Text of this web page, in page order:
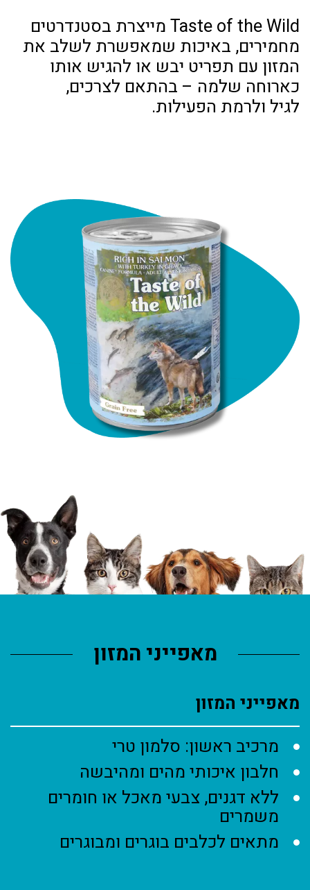
Taste of the Wild מייצרת בסטנדרטים
מחמירים, באיכות שמאפשרת לשלב את
המזון עם תפריט יבש או להגיש אותו
כארוחה שלמה – בהתאם לצרכים,
לגיל ולרמת הפעילות.
מאפייני המזון
מאפייני המזון
מרכיב ראשון: סלמון טרי
חלבון איכותי מהים ומהיבשה
ללא דגנים, צבעי מאכל או חומרים
משמרים
מתאים לכלבים בוגרים ומבוגרים